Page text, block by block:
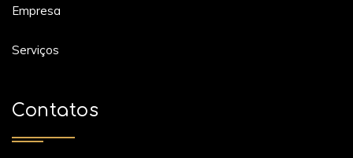
Empresa
Serviços
Contatos